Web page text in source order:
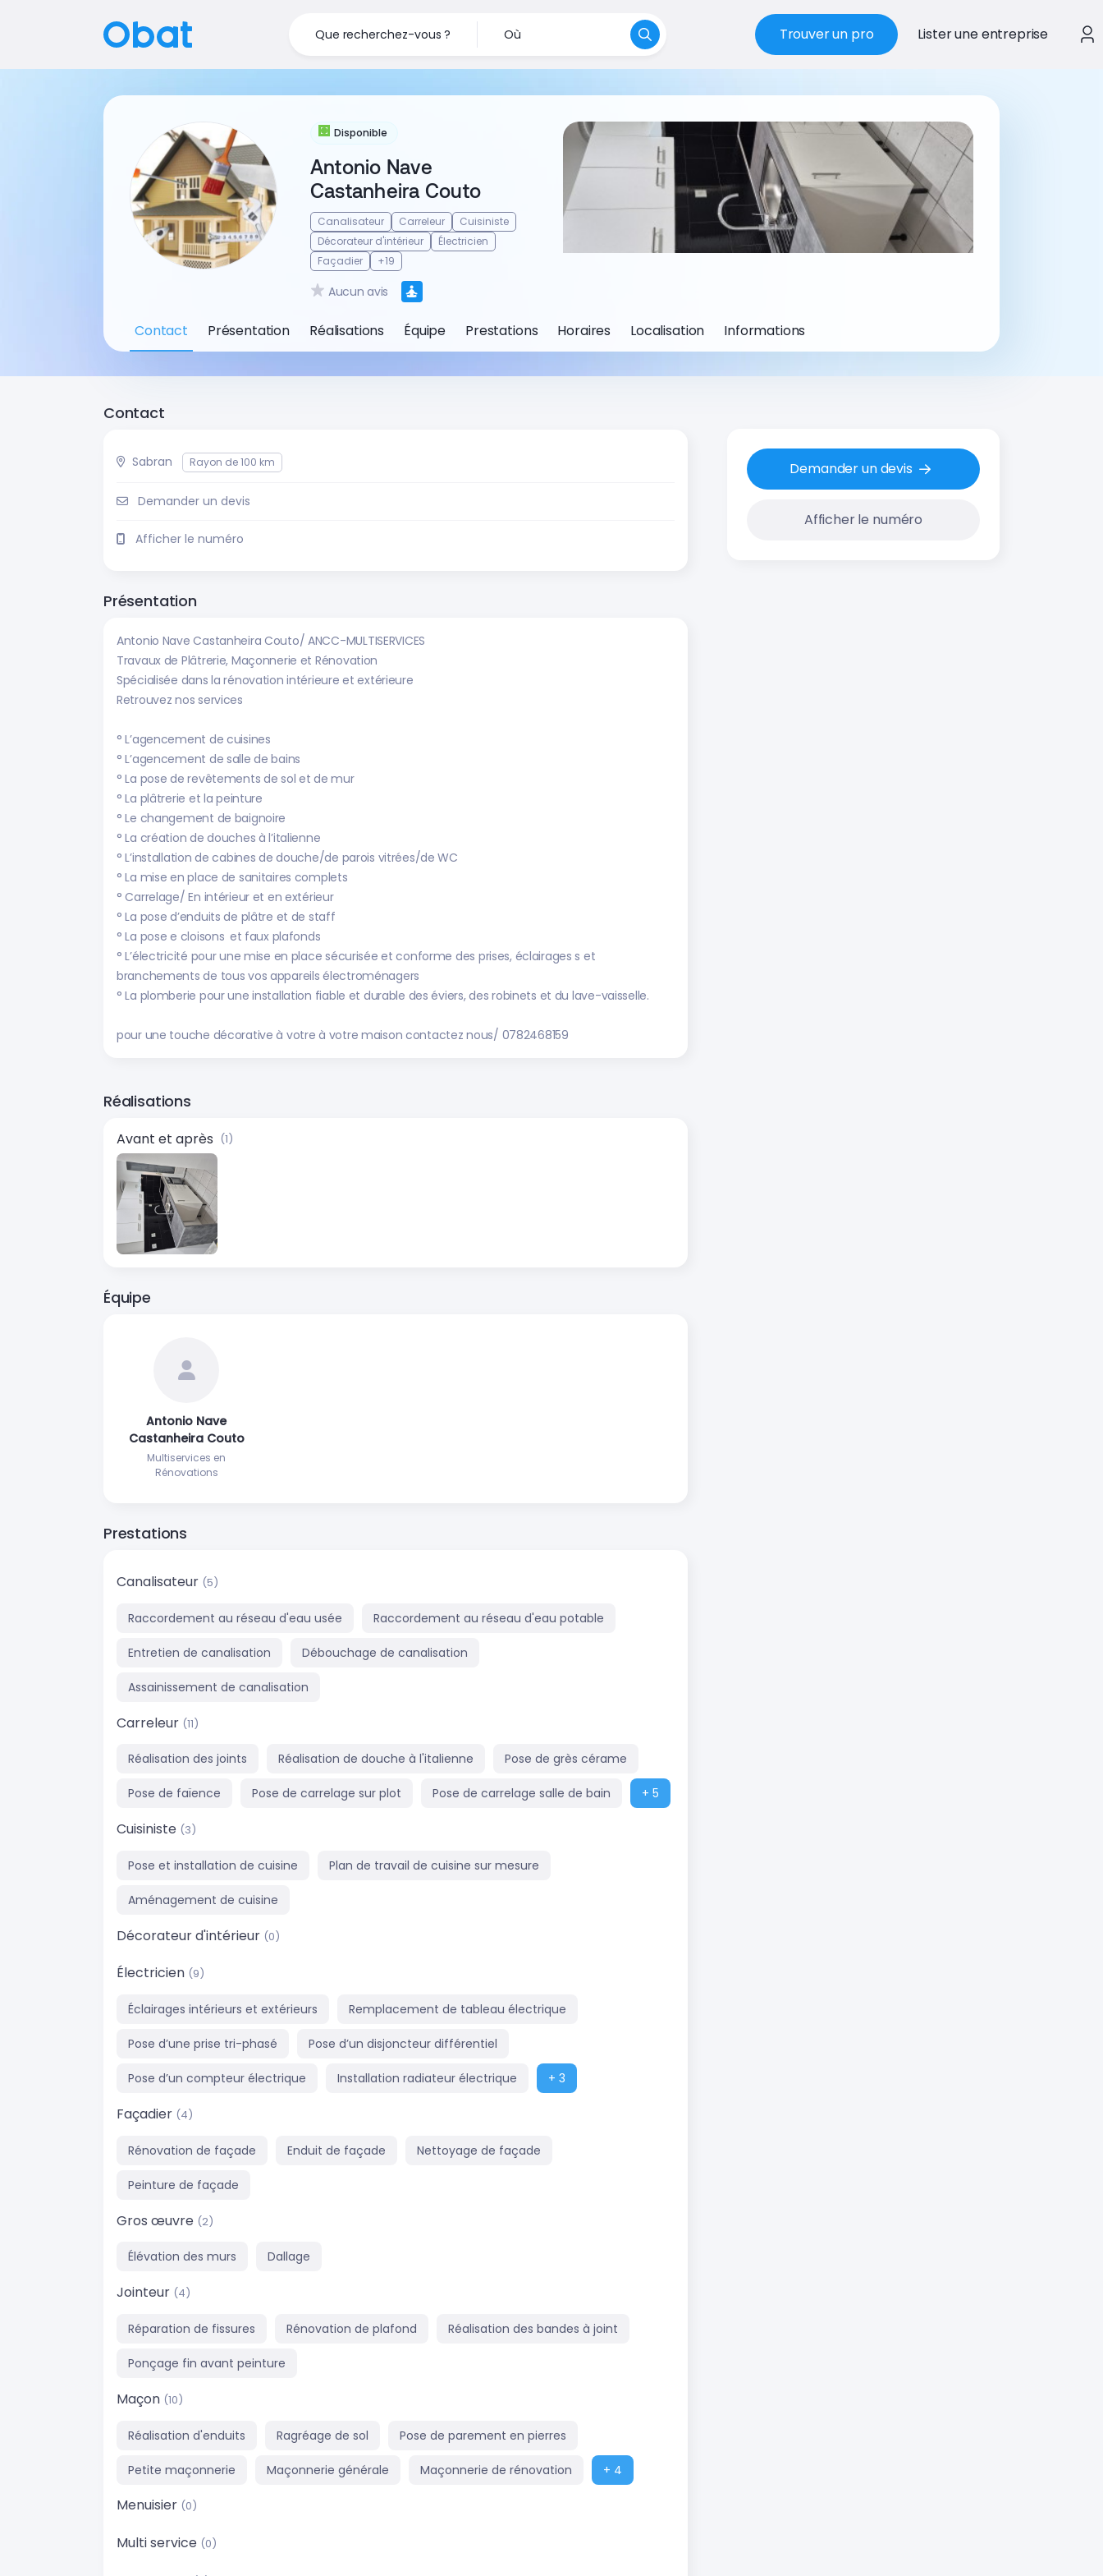
Que recherchez-vous ? Où Trouver un pro Lister une entreprise
Disponible
Antonio Nave
Castanheira Couto
Canalisateur Carreleur
Cuisiniste
Décorateur d'intérieur
Électricien
Façadier
+19
Aucun avis
Contact Présentation Réalisations Équipe Prestations Horaires Localisation Informations
Contact
Sabran Rayon de 100 km
Demander un devis
Afficher le numéro
Présentation
Antonio Nave Castanheira Couto/ ANCC-MULTISERVICES
Travaux de Plâtrerie, Maçonnerie et Rénovation
Spécialisée dans la rénovation intérieure et extérieure
Retrouvez nos services
° L’agencement de cuisines
° L’agencement de salle de bains
° La pose de revêtements de sol et de mur
° La plâtrerie et la peinture
° Le changement de baignoire
° La création de douches à l’italienne
° L’installation de cabines de douche/de parois vitrées/de WC
° La mise en place de sanitaires complets
° Carrelage/ En intérieur et en extérieur
° La pose d’enduits de plâtre et de staff
° La pose e cloisons et faux plafonds
° L’électricité pour une mise en place sécurisée et conforme des prises, éclairages s et
branchements de tous vos appareils électroménagers
° La plomberie pour une installation fiable et durable des éviers, des robinets et du lave-vaisselle.
pour une touche décorative à votre à votre maison contactez nous/ 0782468159
Réalisations
Avant et après (1)
Équipe
Antonio Nave
Castanheira Couto
Multiservices en
Rénovations
Prestations
Canalisateur (5)
Raccordement au réseau d'eau usée Raccordement au réseau d'eau potable
Entretien de canalisation Débouchage de canalisation
Assainissement de canalisation
Carreleur (11)
Réalisation des joints Réalisation de douche à l'italienne Pose de grès cérame
Pose de faïence Pose de carrelage sur plot Pose de carrelage salle de bain + 5
Cuisiniste (3)
Pose et installation de cuisine Plan de travail de cuisine sur mesure
Aménagement de cuisine
Décorateur d'intérieur (0)
Électricien (9)
Éclairages intérieurs et extérieurs Remplacement de tableau électrique
Pose d’une prise tri-phasé Pose d’un disjoncteur différentiel
Pose d’un compteur électrique Installation radiateur électrique + 3
Façadier (4)
Rénovation de façade Enduit de façade Nettoyage de façade
Peinture de façade
Gros œuvre (2)
Élévation des murs Dallage
Jointeur (4)
Réparation de fissures Rénovation de plafond Réalisation des bandes à joint
Ponçage fin avant peinture
Maçon (10)
Réalisation d'enduits Ragréage de sol Pose de parement en pierres
Petite maçonnerie Maçonnerie générale Maçonnerie de rénovation + 4
Menuisier (0)
Multi service (0)
Demander un devis
Afficher le numéro